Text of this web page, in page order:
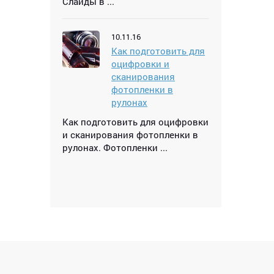
10.11.16
Как подготовить для
оцифровки и
сканирования
фотопленки в
рулонах
Как подготовить для оцифровки
и сканирования фотопленки в
рулонах. Фотопленки ...